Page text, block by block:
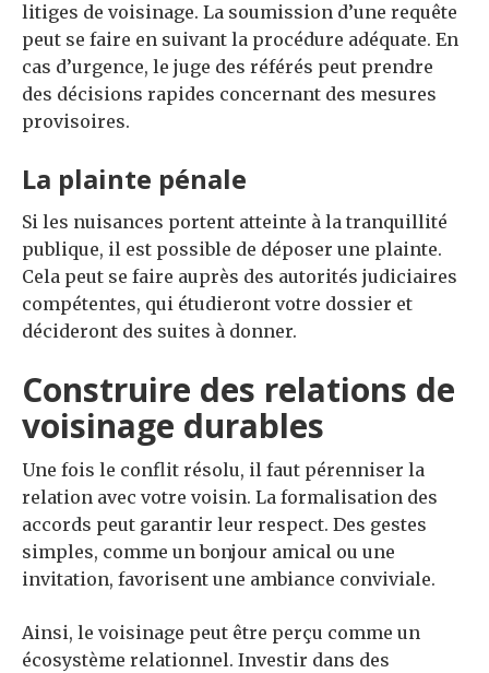
litiges de voisinage. La soumission d’une requête
peut se faire en suivant la procédure adéquate. En
cas d’urgence, le juge des référés peut prendre
des décisions rapides concernant des mesures
provisoires.
La plainte pénale
Si les nuisances portent atteinte à la tranquillité
publique, il est possible de déposer une plainte.
Cela peut se faire auprès des autorités judiciaires
compétentes, qui étudieront votre dossier et
décideront des suites à donner.
Construire des relations de
voisinage durables
Une fois le conflit résolu, il faut pérenniser la
relation avec votre voisin. La formalisation des
accords peut garantir leur respect. Des gestes
simples, comme un bonjour amical ou une
invitation, favorisent une ambiance conviviale.
Ainsi, le voisinage peut être perçu comme un
écosystème relationnel. Investir dans des